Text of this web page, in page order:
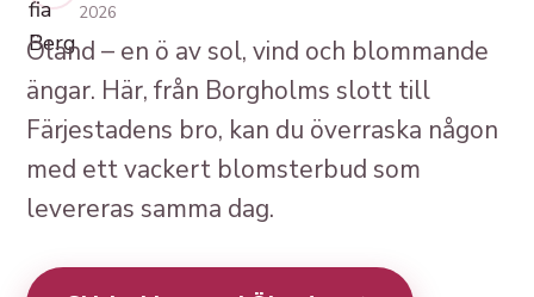
2026
Öland – en ö av sol, vind och blommande
ängar. Här, från Borgholms slott till
Färjestadens bro, kan du överraska någon
med ett vackert blomsterbud som
levereras samma dag.